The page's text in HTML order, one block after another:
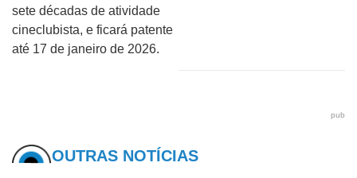
sete décadas de atividade
cineclubista, e ficará patente
até 17 de janeiro de 2026.
pub
OUTRAS NOTÍCIAS